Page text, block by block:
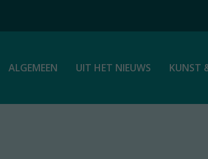
ALGEMEEN UIT HET NIEUWS KUNST